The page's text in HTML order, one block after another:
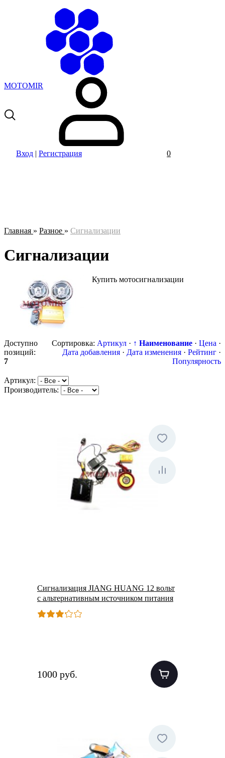
MOTOMIR
Вход | Регистрация 0
Главная » Разное » Сигнализации
Сигнализации
Купить мотосигнализации
Доступно
позиций:
7
Сортировка: Артикул · ↑ Наименование · Цена ·
Дата добавления · Дата изменения · Рейтинг ·
Популярность
Артикул:
Производитель:
Сигнализация JIANG HUANG 12 вольт
с альтернативным источником питания
1000 руб.